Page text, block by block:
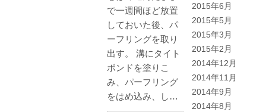
で一週間ほど放置
しておいた後、パ
ーフリングを取り
出す。 溝にタイト
ボンドを塗りこ
み、パーフリング
をはめ込み、し…
2015年6月
2015年5月
2015年3月
2015年2月
2014年12月
2014年11月
2014年9月
2014年8月